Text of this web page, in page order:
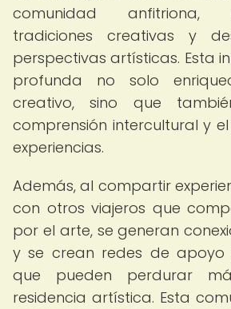
comunidad anfitriona,
tradiciones creativas y
perspectivas artísticas. Esta
profunda no solo
creativo, sino que
comprensión intercultural y
experiencias.
Además, al compartir
con otros viajeros que
por el arte, se generan
y se crean redes de apoyo
que pueden perdurar
residencia artística. Esta